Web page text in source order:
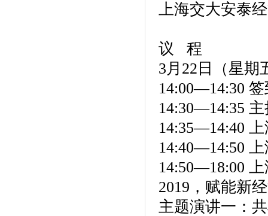
上海交大安泰
议 程
3月22日（星期
14:00—14:30 签
14:30—14:35
14:35—14:40
14:40—14:50
14:50—18:00
2019，赋能新
主题演讲一：